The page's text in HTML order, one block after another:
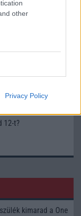
other
Privacy Policy
12-t?
kimarad a One